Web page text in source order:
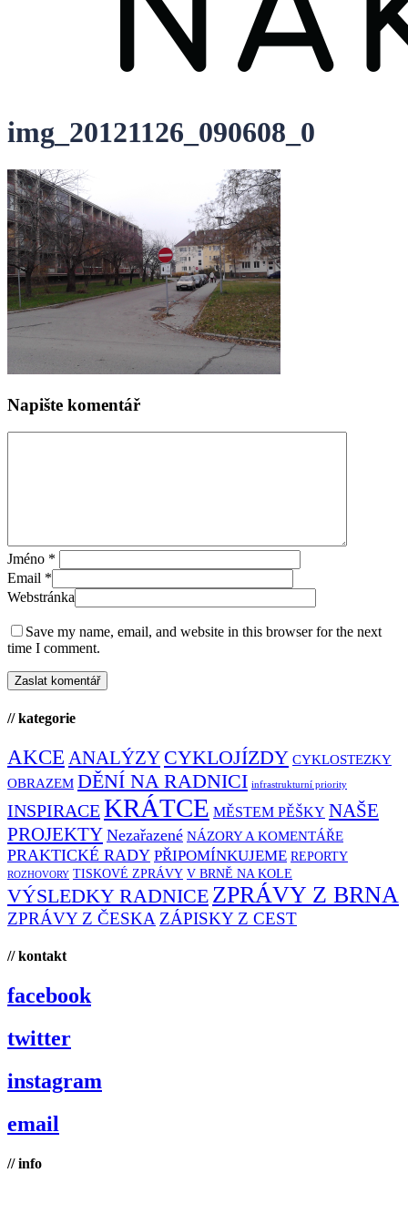
img_20121126_090608_0
Napište komentář
Jméno *
Email *
Webstránka
Save my name, email, and website in this browser for the next
time I comment.
// kategorie
AKCE ANALÝZY CYKLOJÍZDY CYKLOSTEZKY
OBRAZEM DĚNÍ NA RADNICI infrastrukturní priority
INSPIRACEKRÁTCE MĚSTEM PĚŠKY NAŠE
PROJEKTY Nezařazené NÁZORY A KOMENTÁŘE
PRAKTICKÉ RADY PŘIPOMÍNKUJEME REPORTY
ROZHOVORY TISKOVÉ ZPRÁVY V BRNĚ NA KOLE
VÝSLEDKY RADNICE ZPRÁVY Z BRNA
ZPRÁVY Z ČESKA ZÁPISKY Z CEST
// kontakt
facebook
twitter
instagram
email
// info